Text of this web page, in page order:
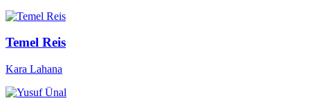
Temel Reis
Kara Lahana